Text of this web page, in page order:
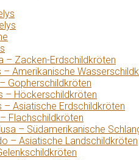
– Zacken-Erdschildkröten
– Amerikanische
Gopherschildkröten
– Höckerschildkröten
– Asiatische Erdschildkröten
Flachschildkröten
– Südamerikanische
– Asiatische Landschildkröten